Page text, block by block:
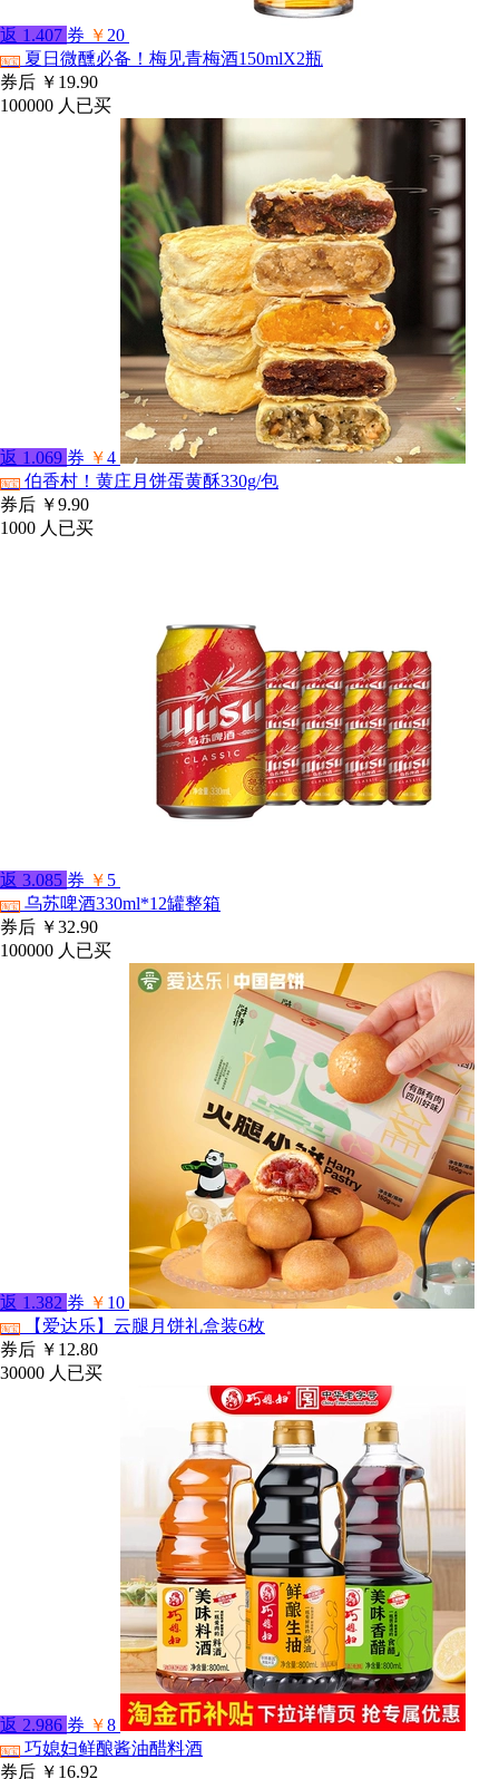
返 1.407 券 ￥ 20
淘宝
夏日微醺必备！梅见青梅酒150mlX2瓶
券后 ￥19.90
100000 人已买
返 1.069 券 ￥4
淘宝 伯香村！黄庄月饼蛋黄酥330g/包
券后 ￥9.90
1000 人已买
返 3.085 券 ￥ 5
淘宝 乌苏啤酒330ml*12罐整箱
券后 ￥32.90
100000 人已买
返 1.382 券 ￥ 10
淘宝
【爱达乐】云腿月饼礼盒装6枚
券后 ￥12.80
30000 人已买
返 2.986 券 ￥8
淘宝 巧媳妇鲜酿酱油醋料酒
券后 ￥16.92